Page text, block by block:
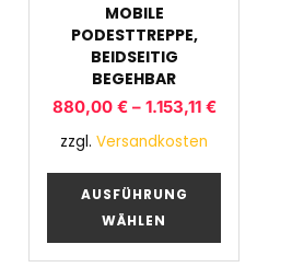
MOBILE
PODESTTREPPE,
BEIDSEITIG
BEGEHBAR
880,00 €– 1.153,11 €
zzgl. Versandkosten
AUSFÜHRUNG
WÄHLEN